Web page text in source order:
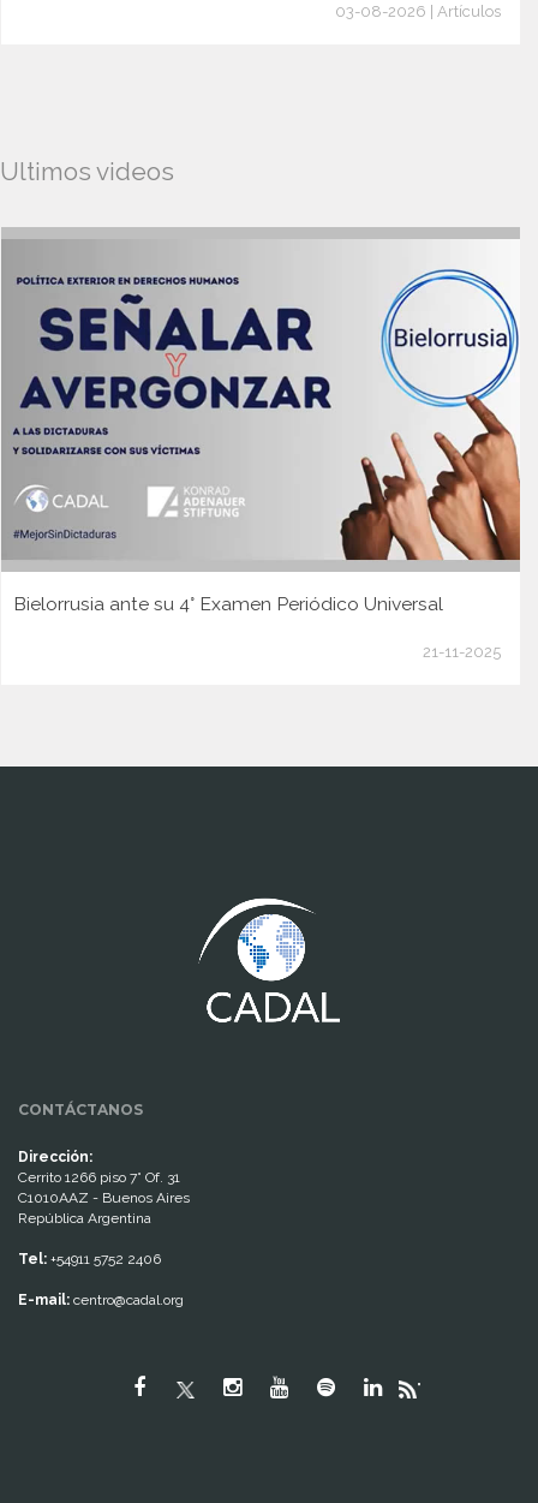
03-08-2026 | Artículos
Ultimos videos
Bielorrusia ante su 4° Examen Periódico Universal
21-11-2025
CONTÁCTANOS
Dirección:
Cerrito 1266 piso 7° Of. 31
C1010AAZ - Buenos Aires
República Argentina
Tel: +54911 5752 2406
E-mail: centro@cadal.org
"